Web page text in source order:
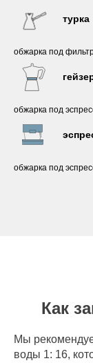
турка
обжарка под
обжарка под
обжарка под
Как
Мы
воды 1: 16,